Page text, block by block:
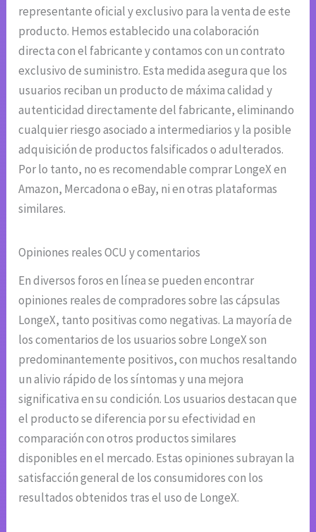
representante oficial y exclusivo para la venta de este
producto. Hemos establecido una colaboración
directa con el fabricante y contamos con un contrato
exclusivo de suministro. Esta medida asegura que los
usuarios reciban un producto de máxima calidad y
autenticidad directamente del fabricante, eliminando
cualquier riesgo asociado a intermediarios y la posible
adquisición de productos falsificados o adulterados.
Por lo tanto, no es recomendable comprar LongeX en
Amazon, Mercadona o eBay, ni en otras plataformas
similares.
Opiniones reales OCU y comentarios
En diversos foros en línea se pueden encontrar
opiniones reales de compradores sobre las cápsulas
LongeX, tanto positivas como negativas. La mayoría de
los comentarios de los usuarios sobre LongeX son
predominantemente positivos, con muchos resaltando
un alivio rápido de los síntomas y una mejora
significativa en su condición. Los usuarios destacan que
el producto se diferencia por su efectividad en
comparación con otros productos similares
disponibles en el mercado. Estas opiniones subrayan la
satisfacción general de los consumidores con los
resultados obtenidos tras el uso de LongeX.